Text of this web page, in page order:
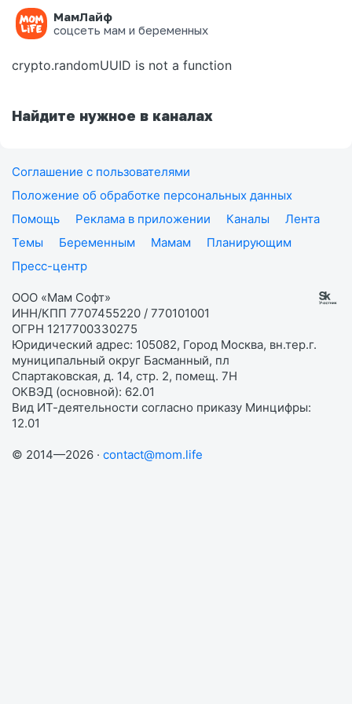
МамЛайф
соцсеть мам и беременных
Ошибка на странице
crypto.randomUUID is not a function
Найдите нужное в каналах
Соглашение с пользователями
Положение об обработке персональных данных
Помощь
Реклама в приложении Каналы
Лента
Темы
Беременным Мамам
Планирующим
Пресс-центр
ООО «Мам Софт»
ИНН/КПП 7707455220 / 770101001
ОГРН 1217700330275
Юридический адрес: 105082, Город Москва, вн.тер.г.
муниципальный округ Басманный, пл
Спартаковская, д. 14, стр. 2, помещ. 7Н
ОКВЭД (основной): 62.01
Вид ИТ-деятельности согласно приказу Минцифры:
12.01
© 2014—2026 · contact@mom.life